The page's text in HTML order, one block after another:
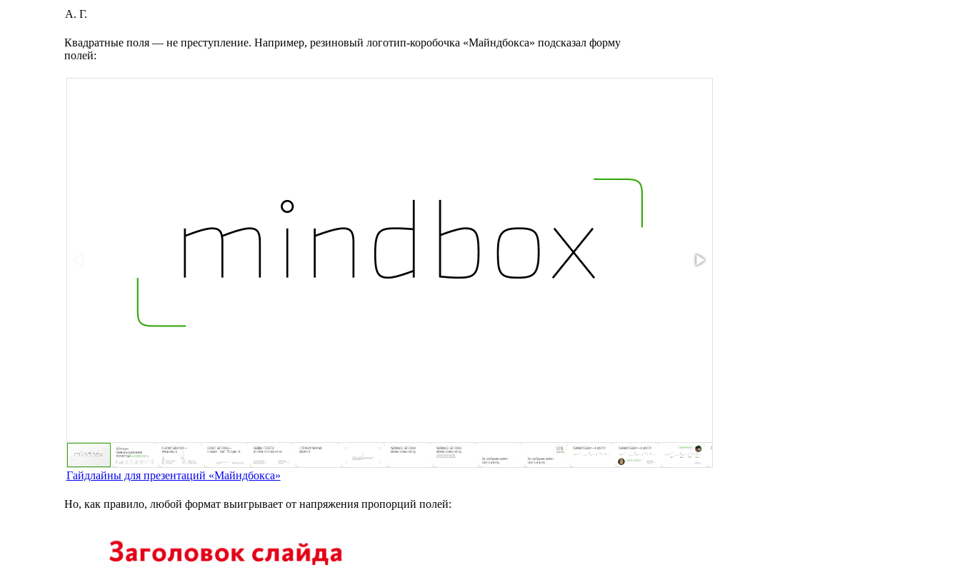
А. Г.
Квадратные поля — не преступление. Например, резиновый логотип-коробочка «Майндбокса» подсказал форму
полей:
Гайдлайны для презентаций «Майндбокса»
Но, как правило, любой формат выигрывает от напряжения пропорций полей: